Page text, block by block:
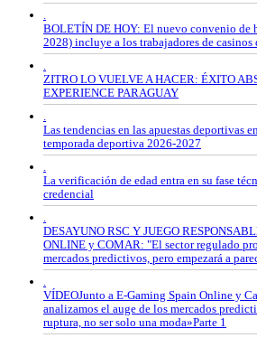
.
BOLETÍN DE HOY: El nuevo convenio de
2028) incluye a los trabajadores de
.
ZITRO LO VUELVE A HACER: ÉXITO
EXPERIENCE PARAGUAY
.
Las tendencias en las apuestas deportivas
temporada deportiva 2026-2027
.
La verificación de edad entra en su fase
credencial
.
DESAYUNO RSC Y JUEGO
ONLINE y COMAR: "El sector regulado
mercados predictivos, pero empezará a
.
VÍDEOJunto a E-Gaming Spain Online y
analizamos el auge de los mercados
ruptura, no ser solo una moda»Parte 1